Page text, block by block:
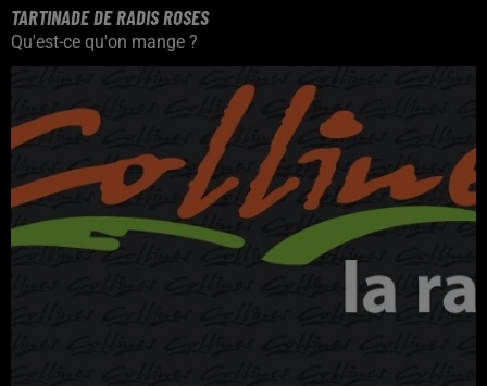
TARTINADE DE RADIS ROSES
Qu'est-ce qu'on mange ?